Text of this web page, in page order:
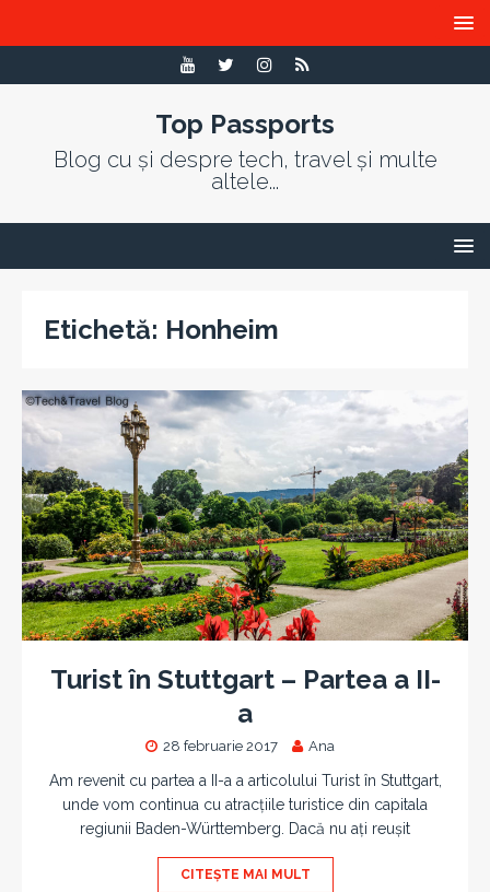
Top Passports
Blog cu și despre tech, travel și multe
altele...
Etichetă: Honheim
Turist în Stuttgart – Partea a II-
a
28 februarie 2017 Ana
Am revenit cu partea a II-a a articolului Turist în Stuttgart,
unde vom continua cu atracțiile turistice din capitala
regiunii Baden-Württemberg. Dacă nu ați reușit
CITEȘTE MAI MULT